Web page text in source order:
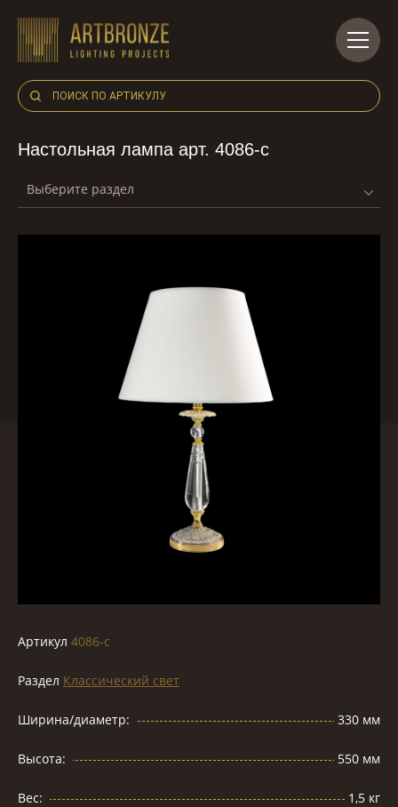
content
Настольная лампа арт. 4086-c
Выберите раздел
Артикул 4086-c
Раздел Классический свет
Ширина/диаметр: 330 мм
Высота: 550 мм
Вес: 1,5 кг